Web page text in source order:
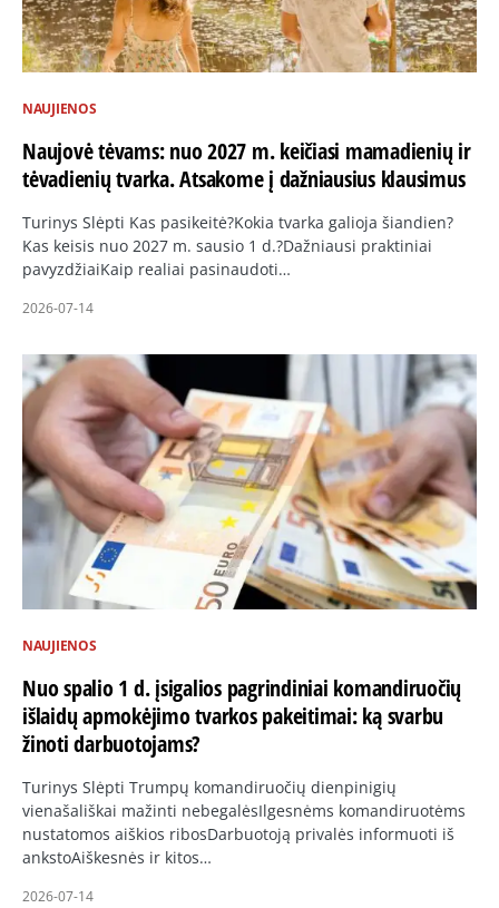
NAUJIENOS
Naujovė tėvams: nuo 2027 m. keičiasi mamadienių ir
tėvadienių tvarka. Atsakome į dažniausius klausimus
Turinys Slėpti Kas pasikeitė?Kokia tvarka galioja šiandien?
Kas keisis nuo 2027 m. sausio 1 d.?Dažniausi praktiniai
pavyzdžiaiKaip realiai pasinaudoti…
2026-07-14
NAUJIENOS
Nuo spalio 1 d. įsigalios pagrindiniai komandiruočių
išlaidų apmokėjimo tvarkos pakeitimai: ką svarbu
žinoti darbuotojams?
Turinys Slėpti Trumpų komandiruočių dienpinigių
vienašališkai mažinti nebegalėsIlgesnėms komandiruotėms
nustatomos aiškios ribosDarbuotoją privalės informuoti iš
ankstoAiškesnės ir kitos…
2026-07-14